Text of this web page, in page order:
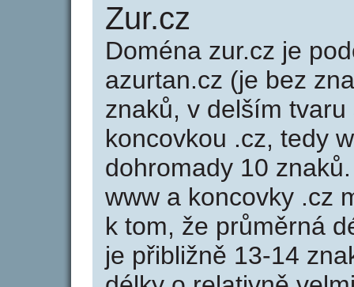
Zur.cz
Doména zur.cz je
azurtan.cz (je bez
znaků, v delším
koncovkou .cz, tedy
dohromady 10
www a koncovky .cz
k tom, že průměrná
je přibližně 13-14